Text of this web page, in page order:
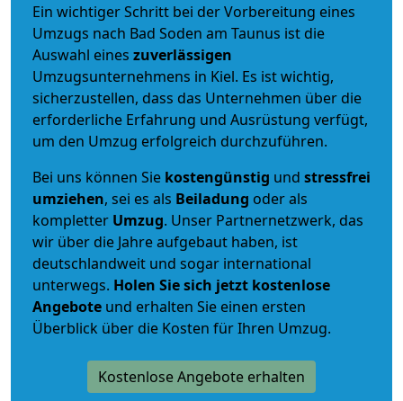
Ein wichtiger Schritt bei der Vorbereitung eines
Umzugs nach Bad Soden am Taunus ist die
Auswahl eines zuverlässigen
Umzugsunternehmens in Kiel. Es ist wichtig,
sicherzustellen, dass das Unternehmen über die
erforderliche Erfahrung und Ausrüstung verfügt,
um den Umzug erfolgreich durchzuführen.
Bei uns können Sie kostengünstig und stressfrei
umziehen, sei es als Beiladung oder als
kompletter Umzug. Unser Partnernetzwerk, das
wir über die Jahre aufgebaut haben, ist
deutschlandweit und sogar international
unterwegs. Holen Sie sich jetzt kostenlose
Angebote und erhalten Sie einen ersten
Überblick über die Kosten für Ihren Umzug.
Kostenlose Angebote erhalten